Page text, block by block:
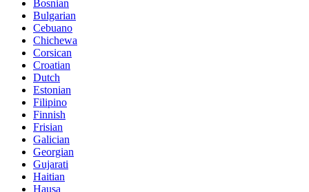
Bosnian
Bulgarian
Cebuano
Chichewa
Corsican
Croatian
Dutch
Estonian
Filipino
Finnish
Frisian
Galician
Georgian
Gujarati
Haitian
Hausa